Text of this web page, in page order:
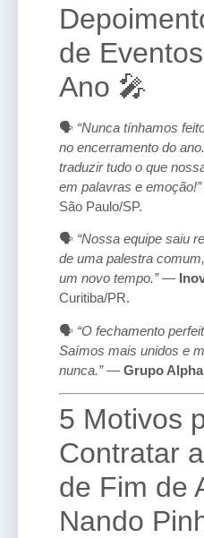
de
Ano 🎤
🗣️ “Nunca tínhamos
no encerramento do
traduzir tudo o que
em palavras e emoção!”
São Paulo/SP.
🗣️ “Nossa equipe saiu
de uma palestra
um novo tempo.”—
Curitiba/PR.
🗣️ “O fechamento
Saímos mais unidos e
nunca.”— Grupo Alpha
5 Motivos
Contratar
de Fim de
Nando